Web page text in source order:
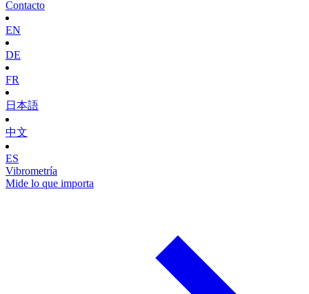
Contacto
EN
DE
FR
日本語
中文
ES
Vibrometría
Mide lo que importa